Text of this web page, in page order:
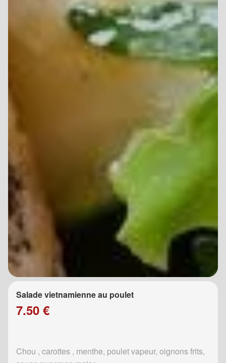
Salade vietnamienne au poulet
7.50 €
Chou , carottes , menthe, poulet vapeur, oignons frits,